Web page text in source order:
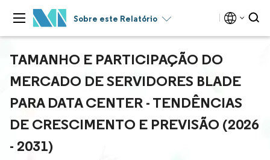
Sobre este Relatório
TAMANHO E PARTICIPAÇÃO DO
MERCADO DE SERVIDORES BLADE
PARA DATA CENTER - TENDÊNCIAS
DE CRESCIMENTO E PREVISÃO (2026
- 2031)